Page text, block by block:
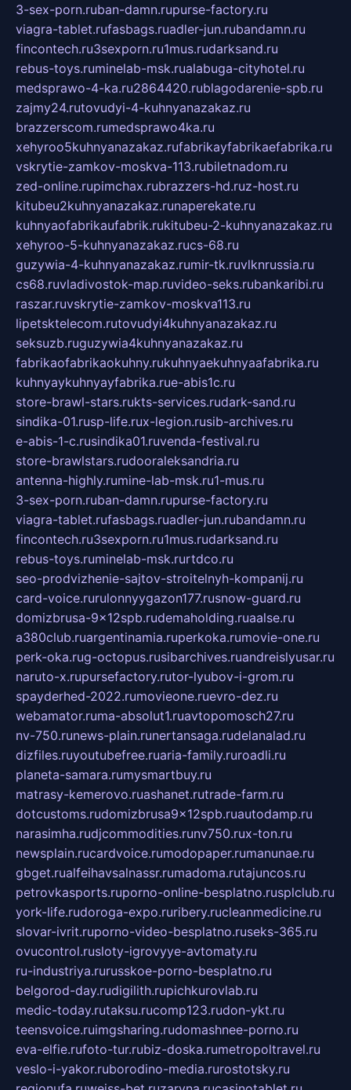
3-sex-porn.ruban-damn.rupurse-factory.ru
viagra-tablet.rufasbags.ruadler-jun.rubandamn.ru
fincontech.ru3sexporn.ru1mus.rudarksand.ru
rebus-toys.ruminelab-msk.rualabuga-cityhotel.ru
medsprawo-4-ka.ru2864420.rublagodarenie-spb.ru
zajmy24.rutovudyi-4-kuhnyanazakaz.ru
brazzerscom.rumedsprawo4ka.ru
xehyroo5kuhnyanazakaz.rufabrikayfabrikaefabrika.ru
vskrytie-zamkov-moskva-113.rubiletnadom.ru
zed-online.rupimchax.rubrazzers-hd.ruz-host.ru
kitubeu2kuhnyanazakaz.runaperekate.ru
kuhnyaofabrikaufabrik.rukitubeu-2-kuhnyanazakaz.ru
xehyroo-5-kuhnyanazakaz.rucs-68.ru
guzywia-4-kuhnyanazakaz.rumir-tk.ruvlknrussia.ru
cs68.ruvladivostok-map.ruvideo-seks.rubankaribi.ru
raszar.ruvskrytie-zamkov-moskva113.ru
lipetsktelecom.rutovudyi4kuhnyanazakaz.ru
seksuzb.ruguzywia4kuhnyanazakaz.ru
fabrikaofabrikaokuhny.rukuhnyaekuhnyaafabrika.ru
kuhnyaykuhnyayfabrika.rue-abis1c.ru
store-brawl-stars.rukts-services.rudark-sand.ru
sindika-01.rusp-life.rux-legion.rusib-archives.ru
e-abis-1-c.rusindika01.ruvenda-festival.ru
store-brawlstars.rudooraleksandria.ru
antenna-highly.rumine-lab-msk.ru1-mus.ru
3-sex-porn.ruban-damn.rupurse-factory.ru
viagra-tablet.rufasbags.ruadler-jun.rubandamn.ru
fincontech.ru3sexporn.ru1mus.rudarksand.ru
rebus-toys.ruminelab-msk.rurtdco.ru
seo-prodvizhenie-sajtov-stroitelnyh-kompanij.ru
card-voice.rurulonnyygazon177.rusnow-guard.ru
domizbrusa-9x12spb.rudemaholding.ruaalse.ru
a380club.ruargentinamia.ruperkoka.rumovie-one.ru
perk-oka.rug-octopus.rusibarchives.ruandreislyusar.ru
naruto-x.rupursefactory.rutor-lyubov-i-grom.ru
spayderhed-2022.rumovieone.ruevro-dez.ru
webamator.ruma-absolut1.ruavtopomosch27.ru
nv-750.runews-plain.runertansaga.rudelanalad.ru
dizfiles.ruyoutubefree.ruaria-family.ruroadli.ru
planeta-samara.rumysmartbuy.ru
matrasy-kemerovo.ruashanet.rutrade-farm.ru
dotcustoms.rudomizbrusa9x12spb.ruautodamp.ru
narasimha.rudjcommodities.runv750.rux-ton.ru
newsplain.rucardvoice.rumodopaper.rumanunae.ru
gbget.rualfeihavsalnassr.rumadoma.rutajuncos.ru
petrovkasports.ruporno-online-besplatno.rusplclub.ru
york-life.rudoroga-expo.ruribery.rucleanmedicine.ru
slovar-ivrit.ruporno-video-besplatno.ruseks-365.ru
ovucontrol.rusloty-igrovyye-avtomaty.ru
ru-industriya.rurusskoe-porno-besplatno.ru
belgorod-day.rudigilith.rupichkurovlab.ru
medic-today.rutaksu.rucomp123.rudon-ykt.ru
teensvoice.ruimgsharing.rudomashnee-porno.ru
eva-elfie.rufoto-tur.rubiz-doska.rumetropoltravel.ru
veslo-i-yakor.ruborodino-media.rurostotsky.ru